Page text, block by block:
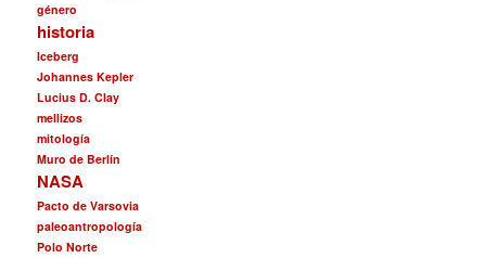
género
historia
Iceberg
Johannes Kepler
Lucius D. Clay
mellizos
mitología
Muro de Berlín
NASA
Pacto de Varsovia
paleoantropología
Polo Norte